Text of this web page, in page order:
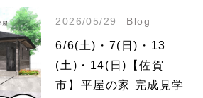
2026/05/29 Blog
6/6(土)・7(日)・13
(土)・14(日)【佐賀
市】平屋の家 完成見学